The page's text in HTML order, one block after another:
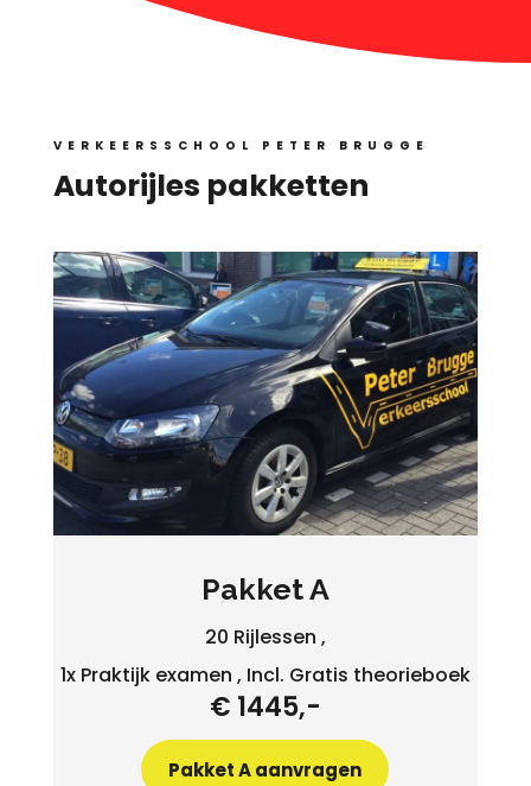
VERKEERSSCHOOL PETER BRUGGE
Autorijles pakketten
Pakket A
20 Rijlessen ,
1x Praktijk examen , Incl. Gratis theorieboek
€ 1445,-
Pakket A aanvragen